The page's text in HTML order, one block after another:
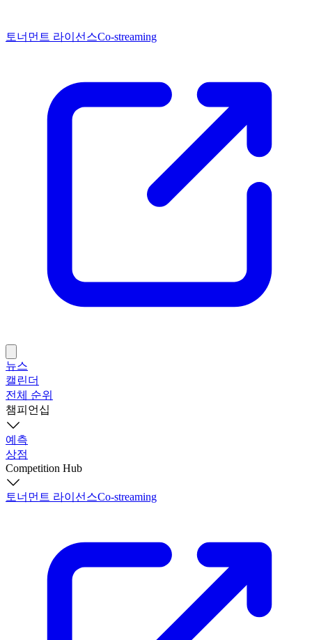
토너먼트 라이선스Co-streaming
뉴스
캘린더
전체 순위
챔피언십
예측
상점
Competition Hub
토너먼트 라이선스Co-streaming